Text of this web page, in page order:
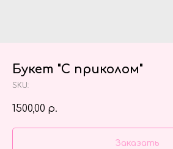
Букет "С приколом"
SKU:
1500,00 р.
Заказать